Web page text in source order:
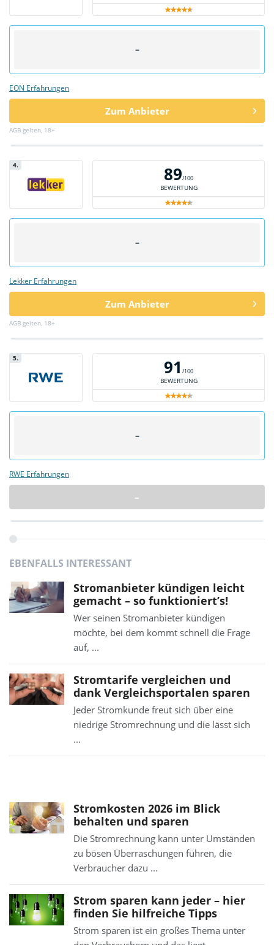
–
EON Erfahrungen
Zum Anbieter
AGB gelten, 18+
4. 89/100
BEWERTUNG
–
Lekker Erfahrungen
Zum Anbieter
AGB gelten, 18+
5. 91 /100
BEWERTUNG
–
RWE Erfahrungen
–
EBENFALLS INTERESSANT
Stromanbieter kündigen leicht
gemacht – so funktioniert’s!
Wer seinen Stromanbieter kündigen
möchte, bei dem kommt schnell die Frage
auf, ...
Stromtarife vergleichen und
dank Vergleichsportalen sparen
Jeder Stromkunde freut sich über eine
niedrige Stromrechnung und die lässt sich
...
Stromkosten 2026 im Blick
behalten und sparen
Die Stromrechnung kann unter Umständen
zu bösen Überraschungen führen, die
Verbraucher dazu ...
Strom sparen kann jeder – hier
finden Sie hilfreiche Tipps
Strom sparen ist ein großes Thema unter